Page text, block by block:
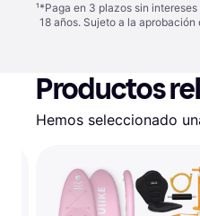
¹*Paga en 3 plazos sin
18 años. Sujeto a la
Productos
Hemos seleccionado